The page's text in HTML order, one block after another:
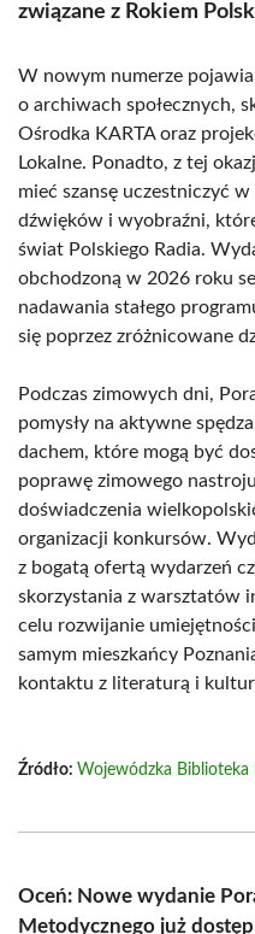
związane z Rokiem
W nowym numerze
o archiwach społecznych,
Ośrodka KARTA oraz
Lokalne. Ponadto, z tej
mieć szansę uczestniczyć
dźwięków i wyobraźni,
świat Polskiego Radia.
obchodzoną w 2026 roku
nadawania stałego
się poprzez zróżnicowane
Podczas zimowych dni,
pomysły na aktywne
dachem, które mogą być
poprawę zimowego
doświadczenia
organizacji konkursów.
z bogatą ofertą wydarzeń
skorzystania z warsztatów
celu rozwijanie
samym mieszkańcy
kontaktu z literaturą i
Źródło: Wojewódzka Biblioteka
Oceń: Nowe wydanie
Metodycznego już